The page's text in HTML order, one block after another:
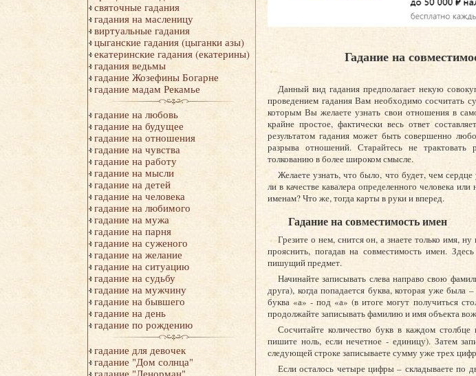
святочные гадания
гадания на масленицу
виртуальные гадания
цыганские гадания (цыганки азы)
екатеринские гадания (екатерины)
гадания ведьмы
гадание Жозефины Богарне
гадание мадам Рекамье
гадание на любовь
гадание на будущее
гадание на отношения
гадание на чувства
гадание на работу
гадание на мысли
гадание на детей
гадание на человека
гадание на любимого
гадание на мужа
гадание на парня
гадание на суженого
гадание на желание
гадание на ситуацию
гадание на судьбу
гадание на мужчину
гадание на бывшего
гадание на день
гадание по рождению
гадание для девочек
гадание "Дом солнца"
гадание "Ленорман"
Гадание на
Данный вид гадания предполагает некую
проведением гадания Вам необходимо сосчитать
которым Вы желаете узнать свои отношения в
крайне простое, фактически весь ответ
результатом гадания может быть совершенно
разрыва отношений. Старайтесь не трактовать
толкованию в более широком смысле.
Желаете узнать, что было, что будет, чем
ли в качестве кавалера определенного человека
именам? Что же, тогда карты в руки и вперед.
Гадание на совместимость имен
Грезите о нем, снится он, а знаете только имя,
прояснить, погадав на совместимость имен.
пишущий предмет.
Начинайте записывать слева направо свою
друга), когда попадается буква, которая уже
буква «а» - под «а» (в итоге могут получиться
продолжайте записывать фамилию и имя объекта
Сосчитайте количество букв в каждом
пишите ноль, если нечетное - единицу). Затем
следующей строке записываете сумму уже трех
Если осталось четыре цифры – складываете по